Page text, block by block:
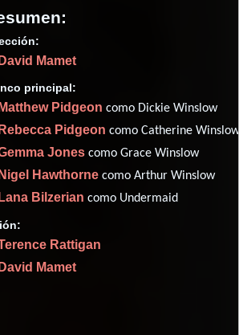
David Mamet
principal:
Matthew Pidgeon como Dickie Winslow
Rebecca Pidgeon como Catherine Winslow
Jones como Grace Winslow
Nigel Hawthorne como Arthur Winslow
Lana Bilzerian como Undermaid
Rattigan
David Mamet